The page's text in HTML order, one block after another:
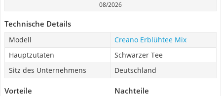
08/2026
Technische Details
Modell
Creano Erblühtee Mix
Hauptzutaten
Schwarzer Tee
Sitz des Unternehmens
Deutschland
Vorteile Nachteile